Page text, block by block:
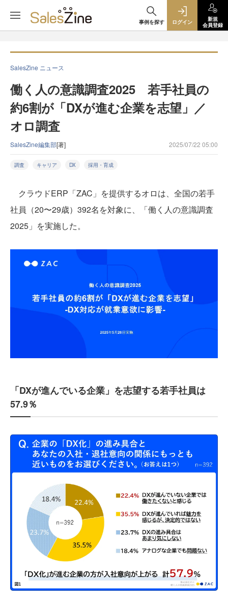
事例を探す ログイン
新規
会員登録
SalesZine ニュース
働く人の意識調査2025 若手社員の
約6割が「DXが進む企業を志望」／
オロ調査
SalesZine編集部[著] 2025/07/22 05:00
調査 キャリア DX 採用・育成
クラウドERP「ZAC」を提供するオロは、全国の若手
社員（20〜29歳）392名を対象に、「働く人の意識調査
2025」を実施した。
「DXが進んでいる企業」を志望する若手社員は
57.9％